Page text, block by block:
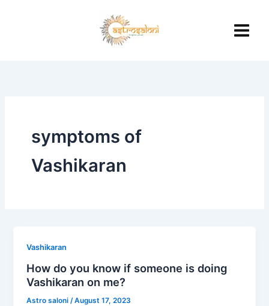
symptoms of
Vashikaran
Vashikaran
How do you know if someone is doing
Vashikaran on me?
Astro saloni /August 17, 2023